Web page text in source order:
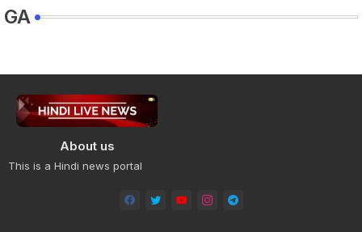
GA
About us
This is a Hindi news portal